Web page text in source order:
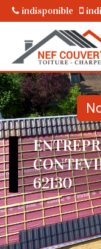
indisponible
62130